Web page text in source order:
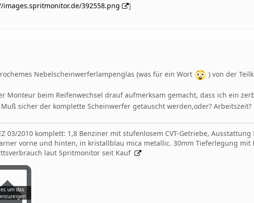
images.spritmonitor.de/392558.png ]
Nebelscheinwerferlampenglas (was für ein Wort ) von der
Monteur beim Reifenwechsel drauf aufmerksam gemacht, dass ich ein
Muß sicher der komplette Scheinwerfer getauscht werden,oder? Arbeitszeit?
03/2010 komplett: 1,8 Benziner mit stufenlosem CVT-Getriebe,
vorne und hinten, in kristallblau mica metallic. 30mm Tieferlegung mit
laut Spritmonitor seit Kauf